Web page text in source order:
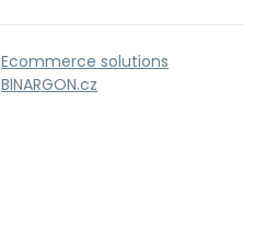
Ecommerce solutions
BINARGON.cz